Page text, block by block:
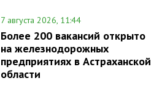
7 августа 2026, 11:44
Более 200 вакансий открыто
на железнодорожных
предприятиях в Астраханской
области